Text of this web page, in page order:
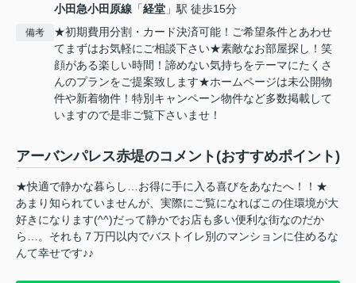
小田急小田原線 「経堂 」駅 徒歩15分
備考
★初期費用分割・カード決済可能！ご希望条件とあわせ
てまずはお気軽にご相談下さい★素敵なお部屋探し！笑
顔がある楽しい時間！諦めない気持ちをテーマにたくさ
んのプランをご提案致します★ホームページは未公開物
件や新着物件！特別キャンペーン物件など多数掲載して
いますので是非ご覧下さいませ！
アーバンパレス赤堤のコメント(おすすめポイント)
★快適で静かな暮らし…お得に手に入る喜びをあなたへ！！★
あまり知られていませんが、実際にご覧になればこの住環境が大
好きになります(^^)だって静かでお店も多い便利な街なのだか
ら…。それも７万円以内でバストイレ別のマンションに住めるな
んて幸せです♪♪